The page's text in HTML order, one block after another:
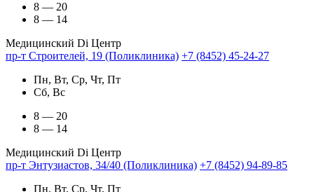
8 — 20
8 — 14
Медицинский Di Центр
пр-т Строителей, 19 (Поликлиника) +7 (8452) 45-24-27
Пн, Вт, Ср, Чт, Пт
Сб, Вс
8 — 20
8 — 14
Медицинский Di Центр
пр-т Энтузиастов, 34/40 (Поликлиника) +7 (8452) 94-89-85
Пн, Вт, Ср, Чт, Пт